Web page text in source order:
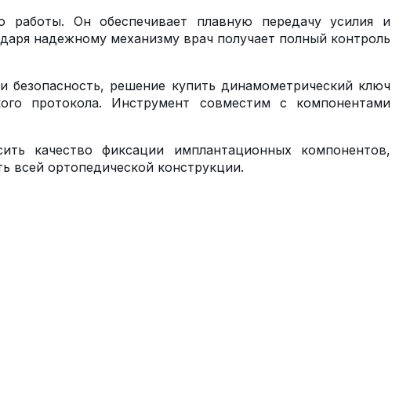
работы. Он обеспечивает плавную передачу усилия и
надежному механизму врач получает полный контроль
решение купить динамометрический ключ
протокола. Инструмент совместим с компонентами
качество фиксации имплантационных компонентов,
всей ортопедической конструкции.